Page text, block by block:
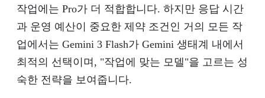
작업에는 Pro가 더 적합합니다. 하지만 응답 시간
과 운영 예산이 중요한 제약 조건인 거의 모든 작
업에서는 Gemini 3 Flash가 Gemini 생태계 내에서
최적의 선택이며, "작업에 맞는 모델"을 고르는 성
숙한 전략을 보여줍니다.